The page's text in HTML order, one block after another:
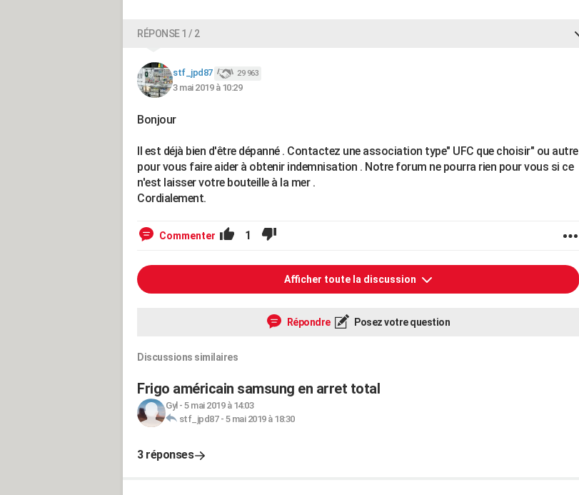
RÉPONSE 1 / 2
stf_jpd87 29 963
3 mai 2019 à 10:29
Bonjour
Il est déjà bien d'être dépanné . Contactez une association type" UFC que choisir" ou autre
pour vous faire aider à obtenir indemnisation . Notre forum ne pourra rien pour vous si ce
n'est laisser votre bouteille à la mer .
Cordialement.
Commenter 1
Afficher toute la discussion
Répondre Posez votre question
Discussions similaires
Frigo américain samsung en arret total
Gyl - 5 mai 2019 à 14:03
stf_jpd87- 5 mai 2019 à 18:30
3 réponses